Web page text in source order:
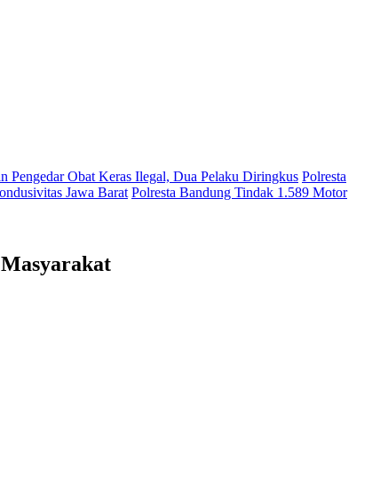
Pengedar Obat Keras Ilegal, Dua Pelaku Diringkus Polresta
Jawa Barat Polresta Bandung Tindak 1.589 Motor